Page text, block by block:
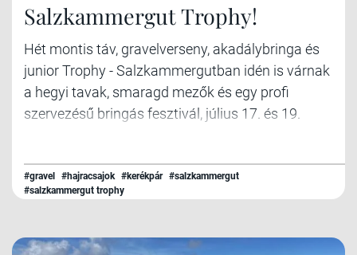
Salzkammergut Trophy!
Hét montis táv, gravelverseny, akadálybringa és
junior Trophy - Salzkammergutban idén is várnak
a hegyi tavak, smaragd mezők és egy profi
szervezésű bringás fesztivál, július 17. és 19.
#gravel #hajracsajok #kerékpár #salzkammergut
#salzkammergut trophy